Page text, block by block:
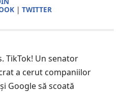
| TWITTER
TikTok! Un senator
a cerut companiilor
Google să scoată